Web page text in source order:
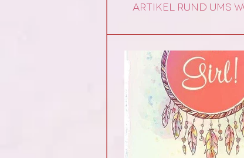
Artikel rund ums